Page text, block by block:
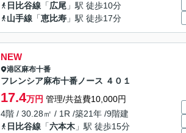
日比谷線 「広尾 」駅 徒歩10分
山手線 「恵比寿 」駅 徒歩17分
NEW
港区麻布十番
フレンシア麻布十番ノース ４０１
17.4万円 管理/共益費10,000円
4階 / 30.28㎡ / 1R /築21年 /9階建
日比谷線 「六本木 」駅 徒歩15分